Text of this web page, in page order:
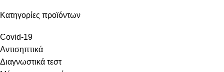
Κατηγορίες προϊόντων
Covid-19
Αντισηπτικά
Διαγνωστικά τεστ